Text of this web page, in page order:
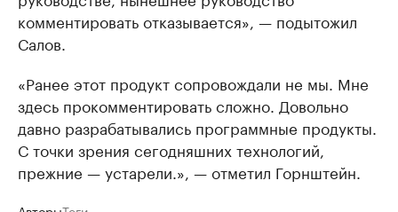
комментировать отказывается», — подытожил
Салов.
«Ранее этот продукт сопровождали не мы. Мне
здесь прокомментировать сложно. Довольно
давно разрабатывались программные продукты.
С точки зрения сегодняшних технологий,
прежние — устарели.», — отметил Горнштейн.